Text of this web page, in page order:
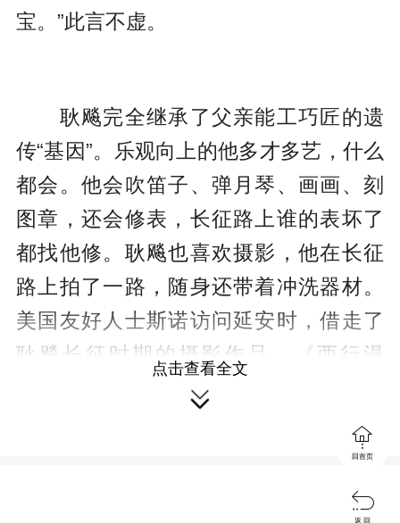
宝。”此言不虚。
耿飚完全继承了父亲能工巧匠的遗
传“基因”。乐观向上的他多才多艺，什么
都会。他会吹笛子、弹月琴、画画、刻
图章，还会修表，长征路上谁的表坏了
都找他修。耿飚也喜欢摄影，他在长征
路上拍了一路，随身还带着冲洗器材。
美国友好人士斯诺访问延安时，借走了
耿飚长征时期的摄影作品，《西行漫
记》里就有耿飚拍摄的照片。后来斯诺
托丁玲归还，但是在烽火连天的战争年
代，大部分丢失了。早在红军时代，他
就能“优孟衣冠”，登台演戏。因为身材高
点击查看全文


回首页

返 回